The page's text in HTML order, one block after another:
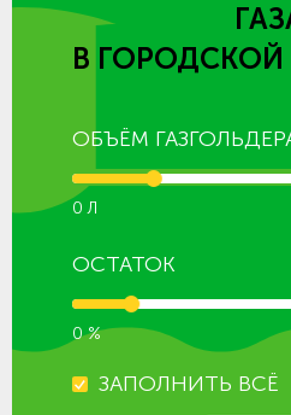
В ГОРОДСКОЙ
ОБЪЁМ
0 Л
ОСТАТОК
0 %
ЗАПОЛНИТЬ ВСЁ